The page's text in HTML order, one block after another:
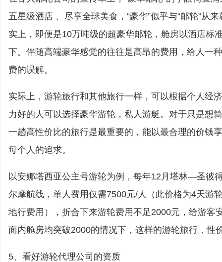
五星级酒店 、尽享全球美食，“豪华”似乎与“邮轮”从
实上，即便是10万吨级的超豪华邮轮，舱房以酒店标
下。伴随高端豪华感觉的往往是高昂的费用，给人一
费的误解。
实际上，游轮旅行和其他旅行一样，可以根据个人经
力好的人可以选择豪华游轮，私人游艇。对于只是想
一趟高性价比的旅行是最重要的，能以最合理的价钱
每个人的追求。
以安娜塔西亚公主号游轮为例，每年12月塔林—圣
尔摩航线，单人费用仅需7500元/人（此价格为4天游
地行费用），折合下来游轮费用不足2000元，给游客
面内舱房均突破2000的情况下，这样的游轮旅行，性
5、看好游轮代理公司的资质